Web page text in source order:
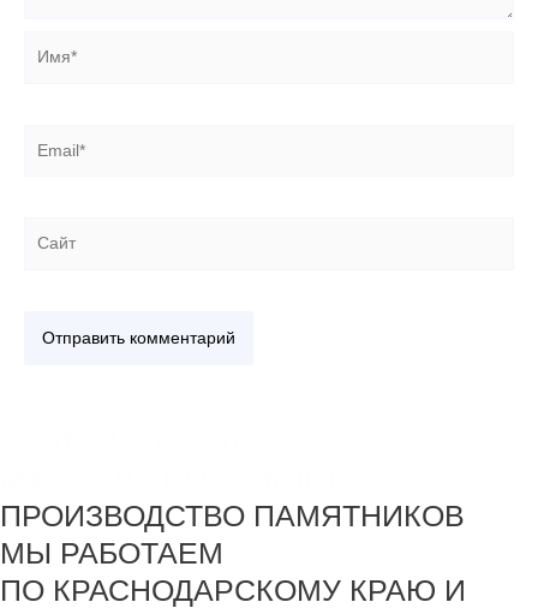
ПРОИЗВОДСТВО ПАМЯТНИКОВ
МЫ РАБОТАЕМ
ПО КРАСНОДАРСКОМУ КРАЮ И